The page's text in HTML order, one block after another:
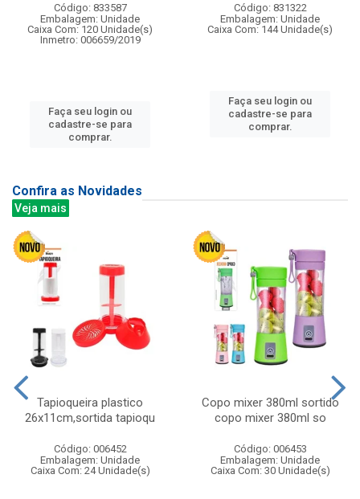
Código: 833587
Embalagem: Unidade
Caixa Com: 120 Unidade(s)
Inmetro: 006659/2019
Faça seu login ou
cadastre-se para
comprar.
Código: 831322
Embalagem: Unidade
Caixa Com: 144 Unidade(s)
Faça seu login ou
cadastre-se para
comprar.
Confira as Novidades
Veja mais
Tapioqueira plastico
26x11cm,sortida tapioqu
Código: 006452
Embalagem: Unidade
Caixa Com: 24 Unidade(s)
Copo mixer 380ml sortido
copo mixer 380ml so
Código: 006453
Embalagem: Unidade
Caixa Com: 30 Unidade(s)